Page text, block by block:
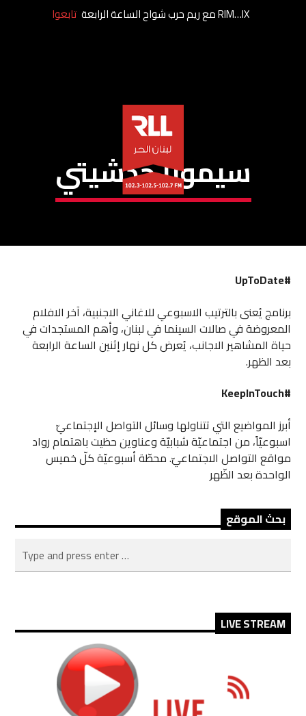
سيمونا حدشيتي
#UpToDate
برنامج يُعنى بالترتيب الاسبوعي للاغاني الاجنبية، آخر الافلام
المعروضة في صالات السينما في لبنان، وأهم المستجدات في
حياة المشاهير الاجانب، يُعرض كل نهار إثنين الساعة الرابعة
بعد الظهر.
#KeepInTouch
أبرز المواضيع التي تتناولها وسائل التواصل الإجتماعيّ
اسبوعيّاً، من اجتماعيّة شبابيّة وعناوين حظيت باهتمام رواد
مواقع التواصل الاجتماعيّ. محطّة أسبوعيّة كلّ خميس
الواحدة بعد الظّهر
بحث الموقع
LIVE STREAM
RIM…IX مع ريم حرب شواح الساعة الرابعة تابعوا